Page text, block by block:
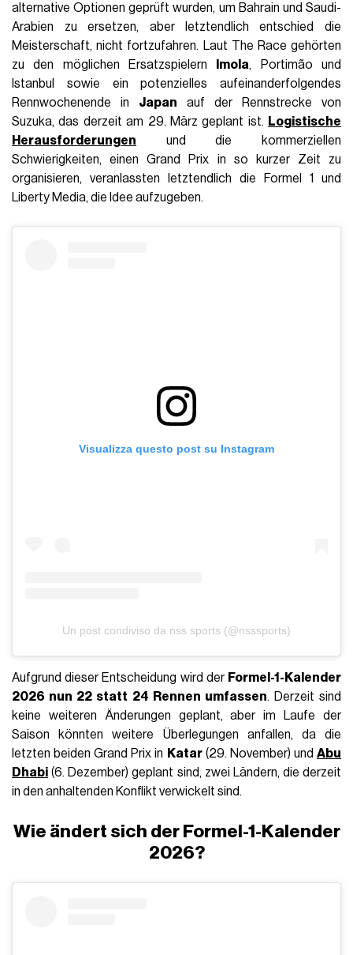
alternative Optionen geprüft wurden, um Bahrain und Saudi-
Arabien zu ersetzen, aber letztendlich entschied die
Meisterschaft, nicht fortzufahren. Laut The Race gehörten
zu den möglichen Ersatzspielern
Imola, Portimão und
Istanbul sowie ein potenzielles aufeinanderfolgendes
Rennwochenende in Japan auf der Rennstrecke von
Suzuka, das derzeit am 29. März geplant ist. Logistische
Herausforderungen und die kommerziellen
Schwierigkeiten, einen Grand Prix in so kurzer Zeit zu
organisieren, veranlassten letztendlich die Formel 1 und
Liberty Media, die Idee aufzugeben.
Visualizza questo post su Instagram
Un post condiviso da nss sports (@nsssports)
Aufgrund dieser Entscheidung wird der Formel-1-Kalender
2026 nun 22 statt 24 Rennen umfassen. Derzeit sind
keine weiteren Änderungen geplant, aber im Laufe der
Saison könnten weitere Überlegungen anfallen, da die
letzten beiden Grand Prix in Katar(29. November) und Abu
Dhabi (6. Dezember) geplant sind, zwei Ländern, die derzeit
in den anhaltenden Konflikt verwickelt sind.
Wie ändert sich der Formel-1-Kalender
2026?